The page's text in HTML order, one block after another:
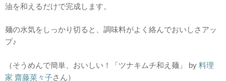
油を和えるだけで完成します。
麺の水気をしっかり切ると、調味料がよく絡んでおいしさアッ
プ♪
（そうめんで簡単、おいしい！「ツナキムチ和え麺」 by 料理
家 齋藤菜々子さん）